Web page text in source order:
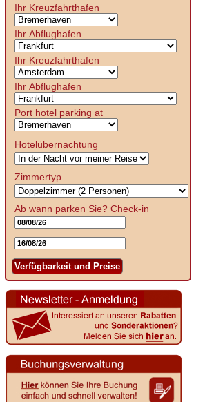
Ihr Kreuzfahrthafen
Ihr Abflughafen
Ihr Kreuzfahrthafen
Ihr Abflughafen
Port hotel parking at
Hotelübernachtung
Zimmertyp
Ab wann parken Sie? Check-in
Verfügbarkeit und Preise